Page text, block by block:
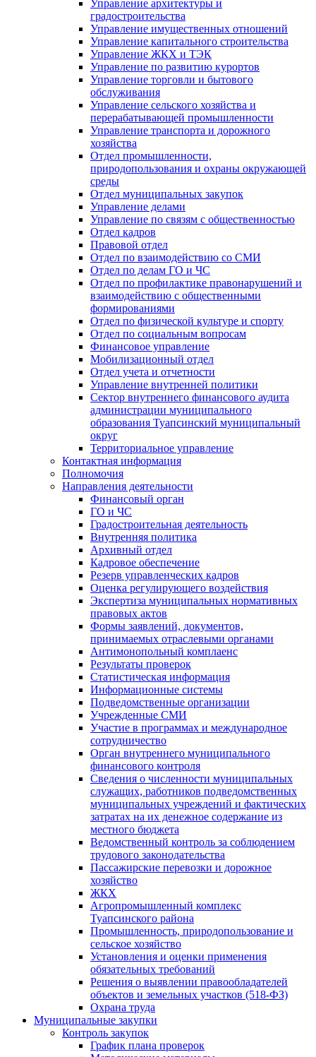
Управление архитектуры и
градостроительства
Управление имущественных отношений
Управление капитального строительства
Управление ЖКХ и ТЭК
Управление по развитию курортов
Управление торговли и бытового
обслуживания
Управление сельского хозяйства и
перерабатывающей промышленности
Управление транспорта и дорожного
хозяйства
Отдел промышленности,
природопользования и охраны окружающей
среды
Отдел муниципальных закупок
Управление делами
Управление по связям с общественностью
Отдел кадров
Правовой отдел
Отдел по взаимодействию со СМИ
Отдел по делам ГО и ЧС
Отдел по профилактике правонарушений и
взаимодействию с общественными
формированиями
Отдел по физической культуре и спорту
Отдел по социальным вопросам
Финансовое управление
Мобилизационный отдел
Отдел учета и отчетности
Управление внутренней политики
Сектор внутреннего финансового аудита
администрации муниципального
образования Туапсинский муниципальный
округ
Территориальное управление
Контактная информация
Полномочия
Направления деятельности
Финансовый орган
ГО и ЧС
Градостроительная деятельность
Внутренняя политика
Архивный отдел
Кадровое обеспечение
Резерв управленческих кадров
Оценка регулирующего воздействия
Экспертиза муниципальных нормативных
правовых актов
Формы заявлений, документов,
принимаемых отраслевыми органами
Антимонопольный комплаенс
Результаты проверок
Статистическая информация
Информационные системы
Подведомственные организации
Учрежденные СМИ
Участие в программах и международное
сотрудничество
Орган внутреннего муниципального
финансового контроля
Сведения о численности муниципальных
служащих, работников подведомственных
муниципальных учреждений и фактических
затратах на их денежное содержание из
местного бюджета
Ведомственный контроль за соблюдением
трудового законодательства
Пассажирские перевозки и дорожное
хозяйство
ЖКХ
Агропромышленный комплекс
Туапсинского района
Промышленность, природопользование и
сельское хозяйство
Установления и оценки применения
обязательных требований
Решения о выявлении правообладателей
объектов и земельных участков (518-ФЗ)
Охрана труда
Муниципальные закупки
Контроль закупок
График плана проверок